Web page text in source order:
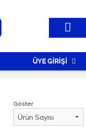
ÜYE GİRİŞİ
Göster